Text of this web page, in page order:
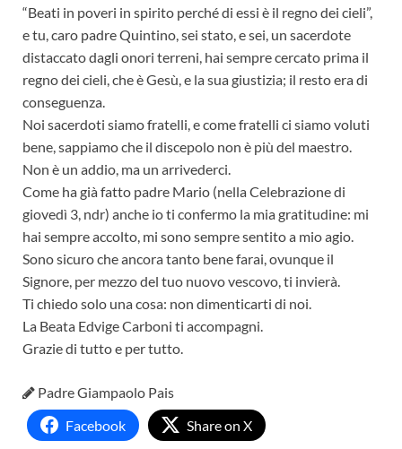
“Beati in poveri in spirito perché di essi è il regno dei cieli”,
e tu, caro padre Quintino, sei stato, e sei, un sacerdote
distaccato dagli onori terreni, hai sempre cercato prima il
regno dei cieli, che è Gesù, e la sua giustizia; il resto era di
conseguenza.
Noi sacerdoti siamo fratelli, e come fratelli ci siamo voluti
bene, sappiamo che il discepolo non è più del maestro.
Non è un addio, ma un arrivederci.
Come ha già fatto padre Mario (nella Celebrazione di
giovedì 3, ndr) anche io ti confermo la mia gratitudine: mi
hai sempre accolto, mi sono sempre sentito a mio agio.
Sono sicuro che ancora tanto bene farai, ovunque il
Signore, per mezzo del tuo nuovo vescovo, ti invierà.
Ti chiedo solo una cosa: non dimenticarti di noi.
La Beata Edvige Carboni ti accompagni.
Grazie di tutto e per tutto.
Padre Giampaolo Pais
Facebook
Share on X